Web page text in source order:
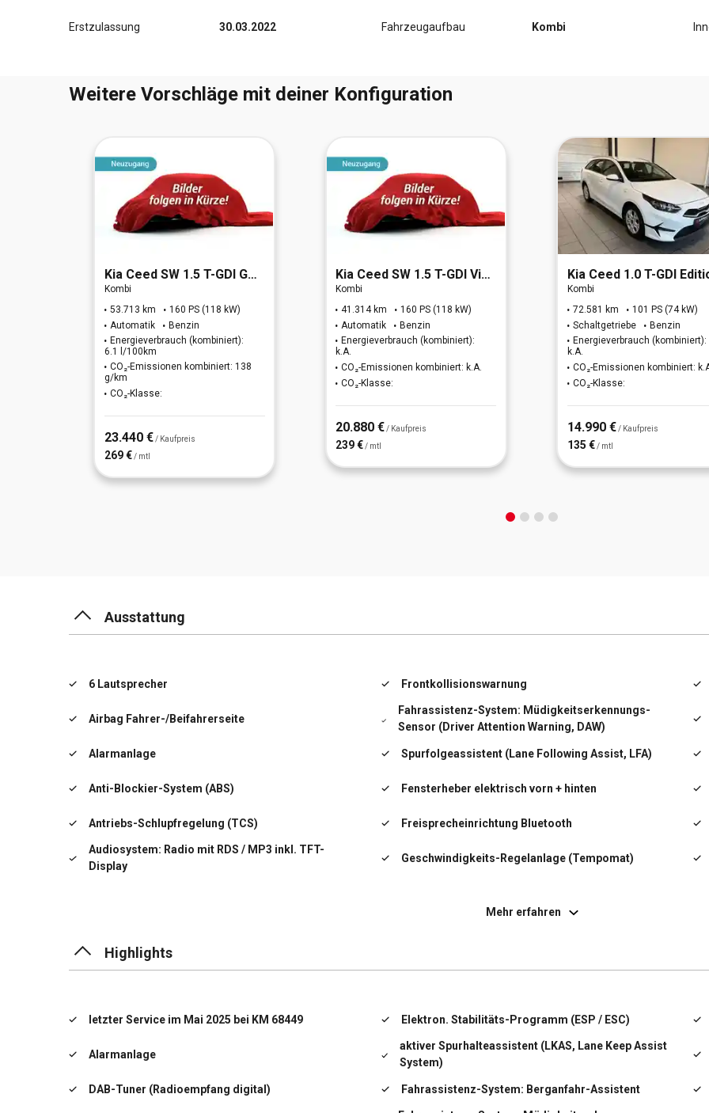
Erstzulassung 30.03.2022 Fahrzeugaufbau Kombi
Weitere Vorschläge mit deiner Konfiguration
Kia Ceed SW 1.5 T-GDI GT Line
Kombi
53.713 km
160 PS (118 kW)
Automatik
Benzin
Energieverbrauch (kombiniert):
6.1 l/100km
CO₂-Emissionen kombiniert: 138
g/km
CO₂-Klasse:
23.440 € / Kaufpreis
269 € / mtl
Kia Ceed SW 1.5 T-GDI Vision
Kombi
41.314 km
160 PS (118 kW)
Automatik
Benzin
Energieverbrauch (kombiniert):
k.A.
CO₂-Emissionen kombiniert: k.A.
CO₂-Klasse:
20.880 € / Kaufpreis
239 € / mtl
Kia Ceed 1.0 T-GDI Edition
Kombi
72.581 km
101 PS (74 kW)
Schaltgetriebe
Benzin
Energieverbrauch (kombiniert):
k.A.
CO₂-Emissionen kombiniert:
CO₂-Klasse:
14.990 € / Kaufpreis
135 € / mtl
Ausstattung
6 Lautsprecher
Airbag Fahrer-/Beifahrerseite
Alarmanlage
Anti-Blockier-System (ABS)
Antriebs-Schlupfregelung (TCS)
Audiosystem: Radio mit RDS / MP3 inkl. TFT-
Display
DAB-Tuner (Radioempfang digital)
Frontkollisionswarnung
Fahrassistenz-System: Müdigkeitserkennungs-
Sensor (Driver Attention Warning, DAW)
Spurfolgeassistent (Lane Following Assist, LFA)
Fensterheber elektrisch vorn + hinten
Freisprecheinrichtung Bluetooth
Geschwindigkeits-Regelanlage (Tempomat)
Karosserie: 5-türig
Mehr erfahren
Highlights
letzter Service im Mai 2025 bei KM 68449
Alarmanlage
DAB-Tuner (Radioempfang digital)
Elektron. Stabilitäts-Programm (ESP / ESC)
aktiver Spurhalteassistent (LKAS, Lane Keep Assist
System)
Fahrassistenz-System: Berganfahr-Assistent